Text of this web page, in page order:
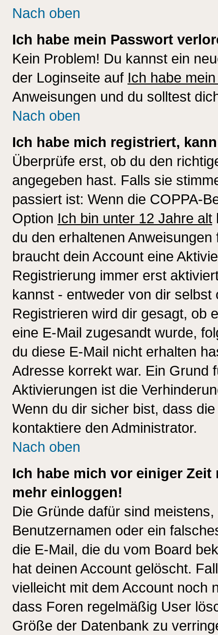
Nach oben
Ich habe mein Passwort
Kein Problem! Du kannst ein
der Loginseite auf Ich habe
Anweisungen und du solltest
Nach oben
Ich habe mich registriert,
Überprüfe erst, ob du den
angegeben hast. Falls sie
passiert ist: Wenn die COPPA-
Option Ich bin unter 12 Jahre alt
du den erhaltenen
braucht dein Account eine
Registrierung immer erst
kannst - entweder von dir selbst
Registrieren wird dir gesagt, ob
eine E-Mail zugesandt wurde,
du diese E-Mail nicht erhalten
Adresse korrekt war. Ein Grund
Aktivierungen ist die
Wenn du dir sicher bist, dass
kontaktiere den Administrator.
Nach oben
Ich habe mich vor einiger
mehr einloggen!
Die Gründe dafür sind
Benutzernamen oder ein
die E-Mail, die du vom Board
hat deinen Account gelöscht.
vielleicht mit dem Account noch
dass Foren regelmäßig User
Größe der Datenbank zu